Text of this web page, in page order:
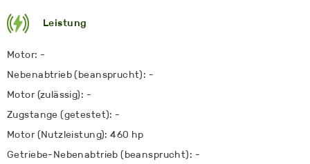
Leistung
Motor: -
Nebenabtrieb (beansprucht): -
Motor (zulässig): -
Zugstange (getestet): -
Motor (Nutzleistung): 460 hp
Getriebe-Nebenabtrieb (beansprucht): -